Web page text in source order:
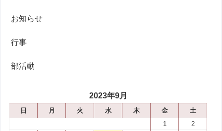
お知らせ
行事
部活動
2023年9月
日 月 火 水 木 金
土
1
2